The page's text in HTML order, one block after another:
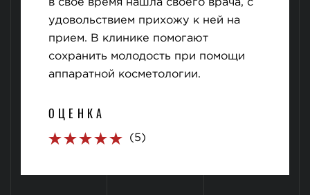
в свое время нашла своего врача, с
удовольствием прихожу к ней на
прием. В клинике помогают
сохранить молодость при помощи
аппаратной косметологии.
ОЦЕНКА
(5)